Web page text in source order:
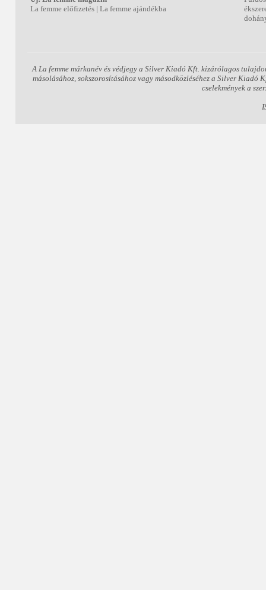
La femme előfizetés | La femme ajándékba
A La femme márkanév és védjegy a Silver Kiadó Kft. kizárólagos
másolásához, sokszorosításához vagy másodközléséhez a Silver
cselekmények a